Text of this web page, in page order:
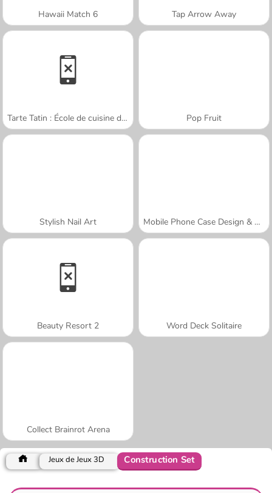
Hawaii Match 6 Tap Arrow Away
Tarte Tatin : École de cuisine de Sara Pop Fruit
Stylish Nail Art Mobile Phone Case Design & DIY
Beauty Resort 2 Word Deck Solitaire
Collect Brainrot Arena
Jeux de Jeux 3D Construction Set